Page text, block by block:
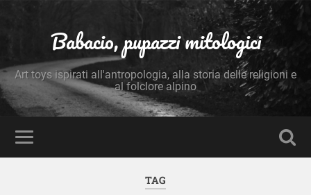
Babacio, pupazzi mitologici
Art toys ispirati all'antropologia, alla storia delle religioni e
al folclore alpino
TAG